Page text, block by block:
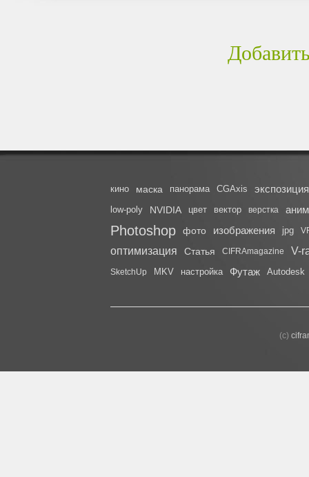
кино маска панорама CGAxis экспозиция
low-poly NVIDIA цвет вектор верстка
Photoshop фото изображения jpg
оптимизация Статья CIFRAmagazine V-
SketchUp MKV настройка Футаж Autodesk
(с)